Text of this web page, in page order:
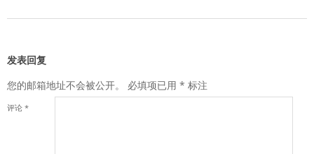
发表回复
您的邮箱地址不会被公开。
必填项已用 * 标注
评论 *